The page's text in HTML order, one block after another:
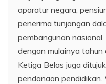
aparatur negara,
penerima tunjangan
pembangunan
dengan mulainya tahun
Ketiga Belas juga
pendanaan pendidikan.